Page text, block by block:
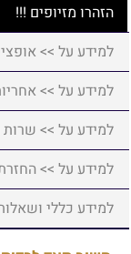
הזהרו מזיופים !!!
למידע על >>
למידע על >>
למידע על >>
למידע על >>
למידע כללי